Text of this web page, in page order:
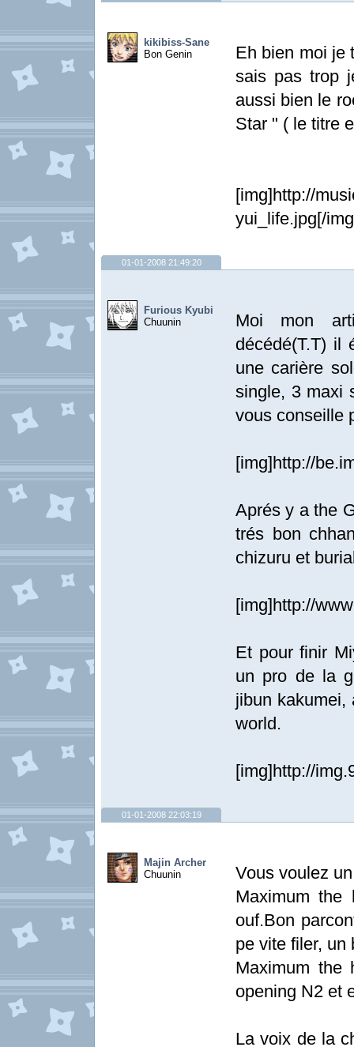
kikibiss-Sane
Bon Genin
Eh bien moi je
sais pas trop
aussi bien le
Star " ( le titre
[img]http://
yui_life.jpg[/
01-01-2008 21:49:20
Furious Kyubi
Chuunin
Moi mon
décédé(T.T) il
une carière
single, 3 maxi
vous conseille
[img]http://
Aprés y a the
trés bon
chizuru et
[img]http://
Et pour finir
un pro de la
jibun kakumei,
world.
[img]http://
01-01-2008 22:03:19
Majin Archer
Chuunin
Vous voulez
Maximum the
ouf.Bon
pe vite filer, un
Maximum the
opening N2 et
La voix de la